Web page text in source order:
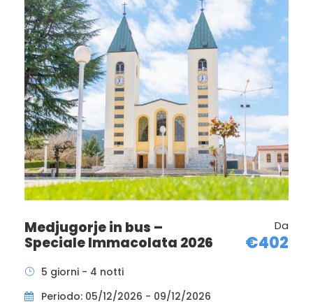
VERONA
h.19:00 – Verona casello Sud, al fondo di via delle
Nazioni
PADOVA
MARGHERA
PORTOGRUARO
Medjugorje in bus –
Speciale Immacolata 2026
Da
€402
5 giorni - 4 notti
Periodo: 05/12/2026 - 09/12/2026